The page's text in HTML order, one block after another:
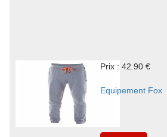
Prix : 42.90 €
Equipement Fox